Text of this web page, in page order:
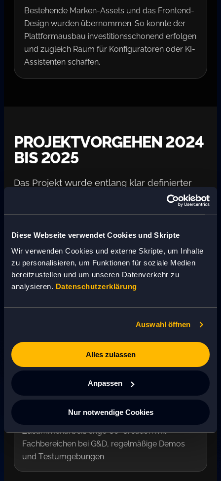
Diese Webseite verwendet Cookies und Skripte
Wir verwenden Cookies und externe Skripte, um Inhalte
zu personalisieren, um Funktionen für soziale Medien
bereitzustellen und um unseren Datenverkehr zu
analysieren. Datenschutzerklärung
Auswahl öffnen
Alles zulassen
Anpassen
Nur notwendige Cookies
Bestehende Marken-Assets und das Frontend-
Design wurden übernommen. So konnte der
Plattformausbau investitionsschonend erfolgen
und zugleich Raum für Konfiguratoren oder KI-
Assistenten schaffen.
PROJEKTVORGEHEN 2024
BIS 2025
Das Projekt wurde entlang klar definierter
Release Candidates umgesetzt. Jedes
Inkrement hatte ein eigenes Ziel und brachte
Laufzeit: April 2024 bis Juli 2025
Methodik: agile Umsetzung mit klaren Sprints
und Review-Terminen pro Inkrement
Zusammenarbeit: enge Co-Creation mit
Fachbereichen bei G&D, regelmäßige Demos
und Testumgebungen